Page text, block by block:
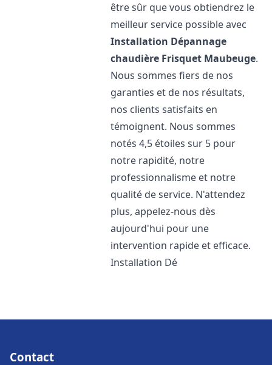
être sûr que vous obtiendrez le
meilleur service possible avec
Installation Dépannage
chaudière Frisquet Maubeuge.
Nous sommes fiers de nos
garanties et de nos résultats,
nos clients satisfaits en
témoignent. Nous sommes
notés 4,5 étoiles sur 5 pour
notre rapidité, notre
professionnalisme et notre
qualité de service. N'attendez
plus, appelez-nous dès
aujourd'hui pour une
intervention rapide et efficace.
Installation Dé
Contact